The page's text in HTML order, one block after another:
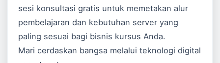
sesi konsultasi gratis untuk memetakan alur
pembelajaran dan kebutuhan server yang
paling sesuai bagi bisnis kursus Anda.
Mari cerdaskan bangsa melalui teknologi digital